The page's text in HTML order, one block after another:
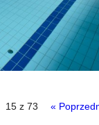
15 z 73 «